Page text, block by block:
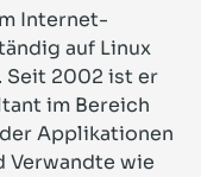
Internet-
auf Linux
Seit 2002 ist er
im Bereich
Applikationen
Verwandte wie